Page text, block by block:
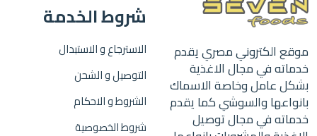
موقع الكتروني مصري يقدم
خدماته في مجال الاغذية
بشكل عامل وخاصة الاسماك
بانواعها والسوشي كما يقدم
خدماته في مجال توصيل
شروط الخدمة
الاسترجاع و الاستبدال
التوصيل و الشحن
الشروط و الاحكام
شروط الخصوصية